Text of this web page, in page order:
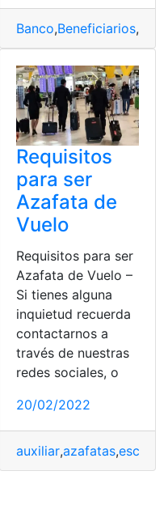
Banco,Beneficiarios,
Requisitos
para ser
Azafata de
Vuelo
Requisitos para ser
Azafata de Vuelo –
Si tienes alguna
inquietud recuerda
contactarnos a
través de nuestras
redes sociales, o
20/02/2022
auxiliar,azafatas,